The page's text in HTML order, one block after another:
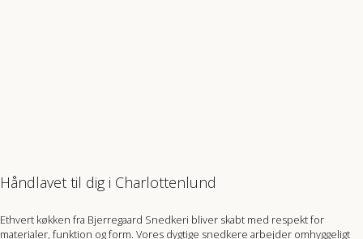
Håndlavet til dig i Charlottenlund
Ethvert køkken fra Bjerregaard Snedkeri bliver skabt med respekt for
materialer, funktion og form. Vores dygtige snedkere arbejder omhyggeligt